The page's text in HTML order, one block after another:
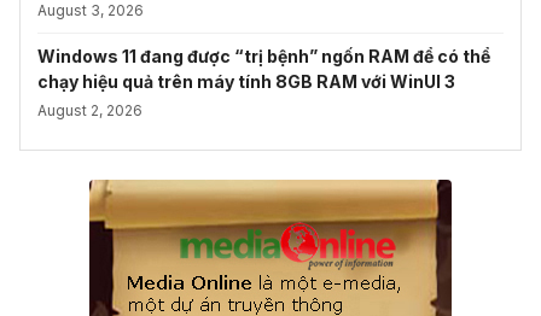
August 3, 2026
Windows 11 đang được “trị bệnh” ngốn RAM để có thể
chạy hiệu quả trên máy tính 8GB RAM với WinUI 3
August 2, 2026